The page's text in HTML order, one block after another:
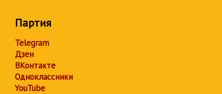
Партия
Telegram
Дзен
ВКонтакте
Одноклассники
YouTube